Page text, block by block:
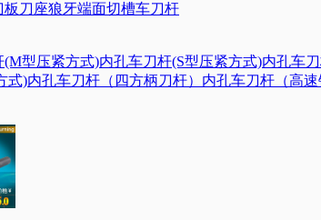
板刀座狼牙端面切槽车刀杆
(M型压紧方式)内孔车刀杆(S型压紧方式)内孔车
式)内孔车刀杆（四方柄刀杆） 内孔车刀杆（高速